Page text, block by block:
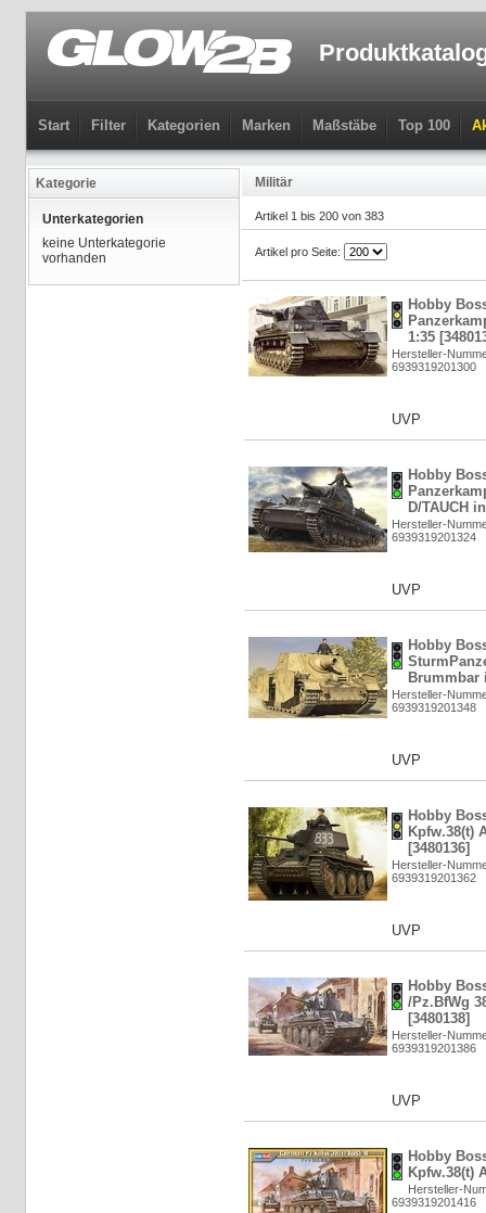
Start Filter Kategorien Marken Maßstäbe Top 100
Kategorie
Unterkategorien
keine Unterkategorie
vorhanden
Militär
Artikel 1 bis 200 von 383
Artikel pro Seite:
Hobby
1:35
Hersteller-
6939319201300
UVP
Hobby
D/TAUCH
Hersteller-
6939319201324
UVP
Hobby
Brummbar
Hersteller-
6939319201348
UVP
Hobby
Kpfw.38(t)
[3480136]
Hersteller-
6939319201362
UVP
Hobby
/Pz.BfWg
[3480138]
Hersteller-
6939319201386
UVP
Hobby
Kpfw.38(t)
Hersteller-
6939319201416